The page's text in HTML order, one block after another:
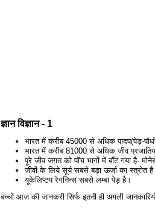
ज्ञान विज्ञान - 1
भारत में करीब 45000 से अधिक पादप(पेड़-
भारत में करीब 81000 से अधिक जीव
पूरे जीव जगत को पॉच भागों में बॉंट गया है-
जीवों के लिये सूर्य सबसे बड़ा ऊर्जा का स्त्रोत
यूकेलिप्टय रेगनिन्स सबसे लम्बा पेड़ है।
बच्चों आज की जानकरी सिर्फ इतनी ही अगली